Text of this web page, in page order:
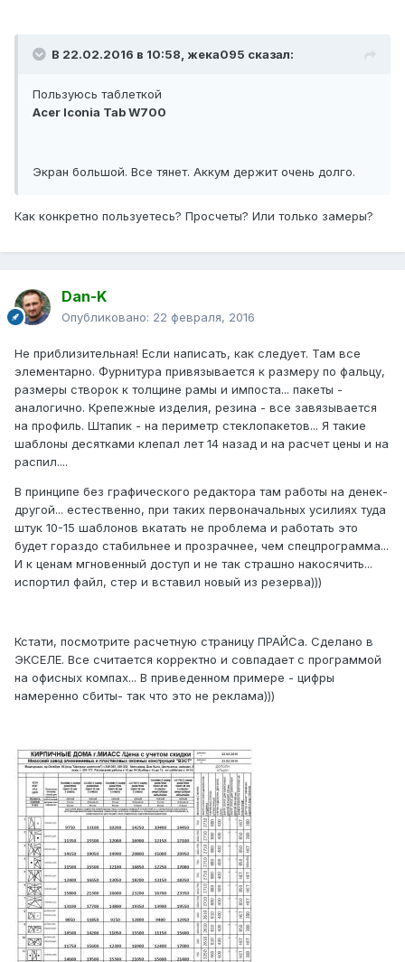
В 22.02.2016 в 10:58, жека095 сказал:
Пользуюсь таблеткой
Acer Iconia Tab W700
Экран большой. Все тянет. Аккум держит очень долго.
Как конкретно пользуетесь? Просчеты? Или только замеры?
Dan-K
Опубликовано: 22 февраля, 2016
Не приблизительная! Если написать, как следует. Там все
элементарно. Фурнитура привязывается к размеру по фальцу,
размеры створок к толщине рамы и импоста... пакеты -
аналогично. Крепежные изделия, резина - все завязывается
на профиль. Штапик - на периметр стеклопакетов... Я такие
шаблоны десятками клепал лет 14 назад и на расчет цены и на
распил....
В принципе без графического редактора там работы на денек-
другой... естественно, при таких первоначальных усилиях туда
штук 10-15 шаблонов вкатать не проблема и работать это
будет гораздо стабильнее и прозрачнее, чем спецпрограмма...
И к ценам мгновенный доступ и не так страшно накосячить...
испортил файл, стер и вставил новый из резерва)))
Кстати, посмотрите расчетную страницу ПРАЙСа. Сделано в
ЭКСЕЛЕ. Все считается корректно и совпадает с программой
на офисных компах... В приведенном примере - цифры
намеренно сбиты- так что это не реклама)))